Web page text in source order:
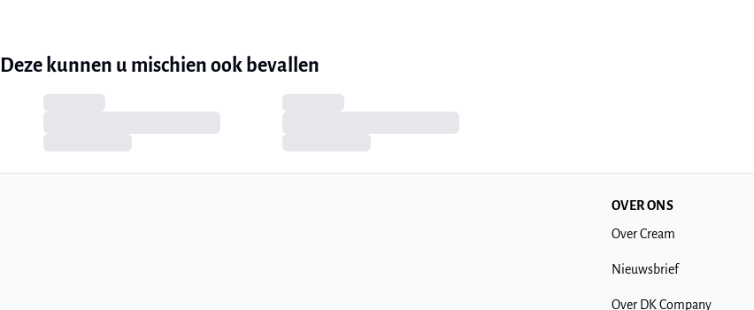
Deze kunnen u mischien ook bevallen
OVER ONS
Over Cream
Nieuwsbrief
Over DK Company